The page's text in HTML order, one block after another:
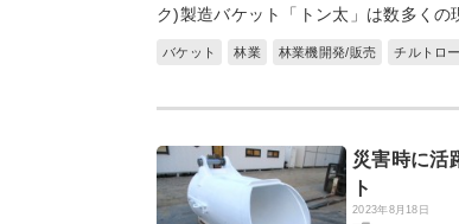
ク)製造バケット「トン太」は数多くの
バケット 林業 林業機開発/販売 チルトロ
災害時に活
ト
2023年8月18日